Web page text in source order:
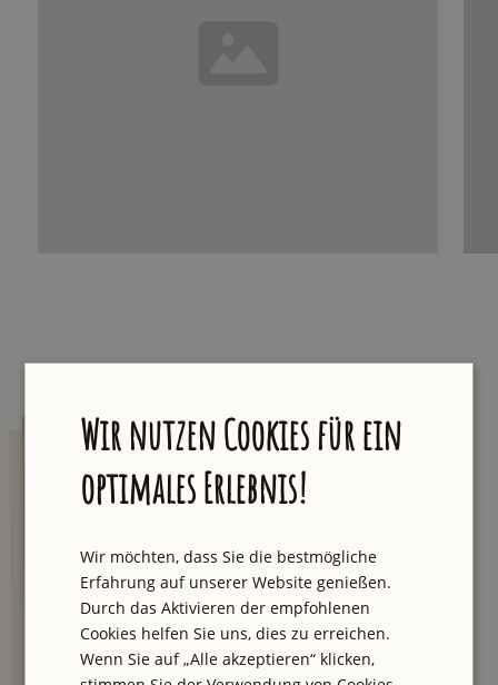
AUXpost
Geheimtipps inspirieren. Wir senden dir
jeden Samstag eine E-Mail mit der neuesten
Empfehlung aus unserer Stadt und einmal
im Quartal der große Newsletter mit besten
City Tipps und Verlosungen.
Wir nutzen Cookies für ein
optimales Erlebnis!
Wir möchten, dass Sie die bestmögliche
Erfahrung auf unserer Website genießen.
Durch das Aktivieren der empfohlenen
Cookies helfen Sie uns, dies zu erreichen.
Wenn Sie auf „Alle akzeptieren“ klicken,